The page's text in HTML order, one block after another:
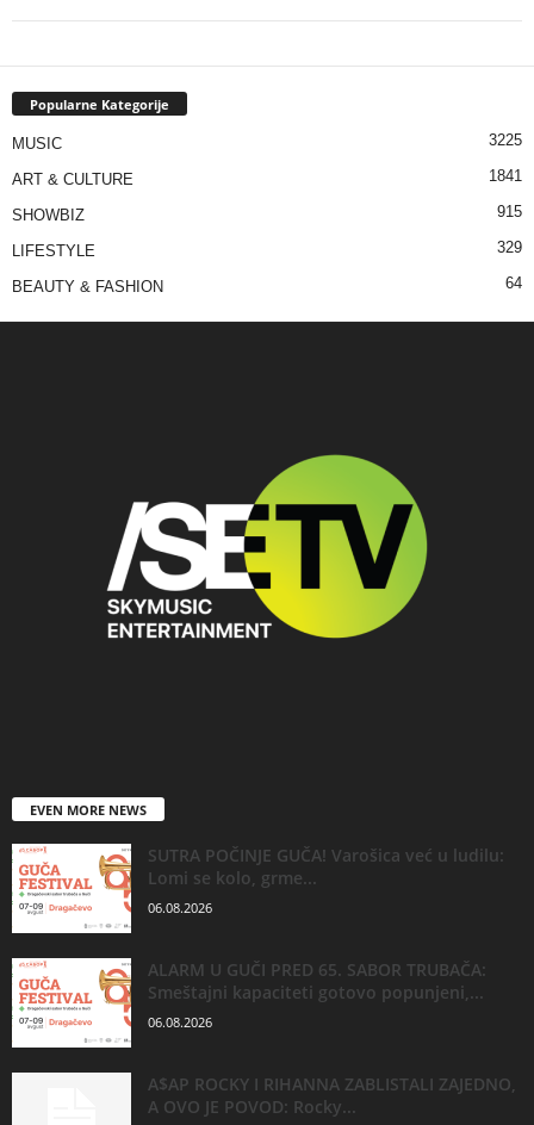
Popularne Kategorije
MUSIC 3225
ART & CULTURE 1841
SHOWBIZ 915
LIFESTYLE 329
BEAUTY & FASHION 64
EVEN MORE NEWS
SUTRA POČINJE GUČA! Varošica već u ludilu:
Lomi se kolo, grme...
06.08.2026
ALARM U GUČI PRED 65. SABOR TRUBAČA:
Smeštajni kapaciteti gotovo popunjeni,...
06.08.2026
A$AP ROCKY I RIHANNA ZABLISTALI ZAJEDNO,
A OVO JE POVOD: Rocky...